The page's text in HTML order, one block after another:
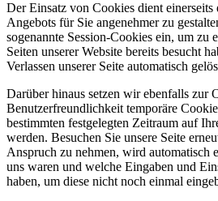
Der Einsatz von Cookies dient einerseits
Angebots für Sie angenehmer zu
sogenannte Session-Cookies ein, um zu
Seiten unserer Website bereits besucht
Verlassen unserer Seite automatisch
Darüber hinaus setzen wir ebenfalls zur
Benutzerfreundlichkeit temporäre
bestimmten festgelegten Zeitraum auf
werden. Besuchen Sie unsere Seite
Anspruch zu nehmen, wird automatisch
uns waren und welche Eingaben und
haben, um diese nicht noch einmal